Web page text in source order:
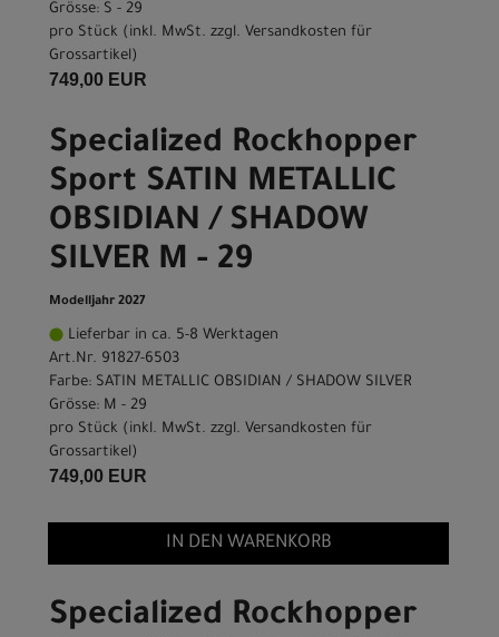
Grösse: S - 29
pro Stück (inkl. MwSt. zzgl. Versandkosten für
Grossartikel)
749,00 EUR
Specialized Rockhopper
Sport SATIN METALLIC
OBSIDIAN / SHADOW
SILVER M - 29
Modelljahr 2027
Lieferbar in ca. 5-8 Werktagen
Art.Nr. 91827-6503
Farbe: SATIN METALLIC OBSIDIAN / SHADOW SILVER
Grösse: M - 29
pro Stück (inkl. MwSt. zzgl. Versandkosten für
Grossartikel)
749,00 EUR
IN DEN WARENKORB
Specialized Rockhopper